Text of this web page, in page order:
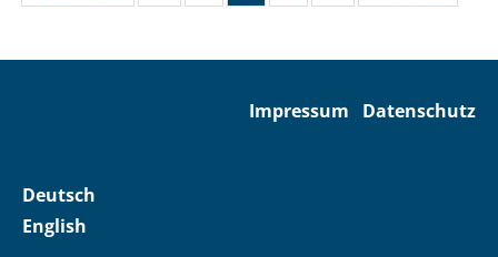
Impressum Datenschutz
Deutsch
English